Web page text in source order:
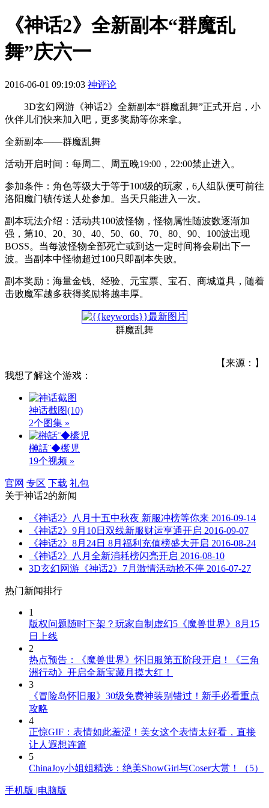
《神话2》全新副本“群魔乱
舞”庆六一
2016-06-01 09:19:03 神评论
3D玄幻网游《神话2》全新副本“群魔乱舞”正式开启，小
伙伴儿们快来加入吧，更多奖励等你来拿。
全新副本——群魔乱舞
活动开启时间：每周二、周五晚19:00，22:00禁止进入。
参加条件：角色等级大于等于100级的玩家，6人组队便可前往
洛阳魔门镇传送人处参加。当天只能进入一次。
副本玩法介绍：活动共100波怪物，怪物属性随波数逐渐加
强，第10、20、30、40、50、60、70、80、90、100波出现
BOSS。当每波怪物全部死亡或到达一定时间将会刷出下一
波。当副本中怪物超过100只即副本失败。
副本奖励：海量金钱、经验、元宝票、宝石、商城道具，随着
击败魔军越多获得奖励将越丰厚。
群魔乱舞
【来源：】
我想了解这个游戏：
神话截图(10)
2个图集 »
榊話¨◆橴児
19个视频 »
官网 专区 下载 礼包
关于神话2的新闻
《神话2》八月十五中秋夜 新服冲榜等你来 2016-09-14
《神话2》9月10日双线新服财运亨通开启 2016-09-07
《神话2》8月24日 8月福利充值榜盛大开启 2016-08-24
《神话2》八月全新消耗榜闪亮开启 2016-08-10
3D玄幻网游《神话2》7月激情活动抢不停 2016-07-27
热门新闻排行
1
版权问题随时下架？玩家自制虚幻5《魔兽世界》8月15
日上线
2
热点预告：《魔兽世界》怀旧服第五阶段开启！《三角
洲行动》开启全新宝藏月摸大红！
3
《冒险岛怀旧服》30级免费神装别错过！新手必看重点
攻略
4
正惊GIF：表情如此羞涩！美女这个表情太好看，直接
让人遐想连篇
5
ChinaJoy小姐姐精选：绝美ShowGirl与Coser大赏！（5）
手机版 |电脑版